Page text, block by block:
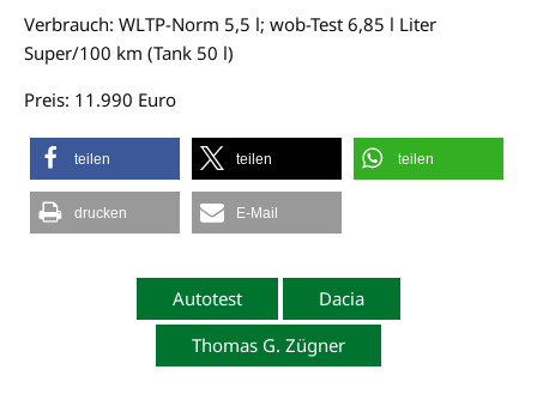
Verbrauch: WLTP-Norm 5,5 l; wob-Test 6,85 l Liter
Super/100 km (Tank 50 l)
Preis: 11.990 Euro
teilen teilen teilen
drucken E-Mail
Autotest
Dacia
Thomas G. Zügner